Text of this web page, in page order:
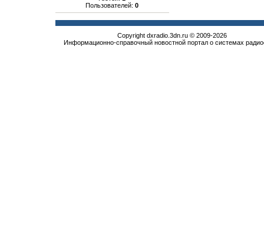
Пользователей: 0
Copyright dxradio.3dn.ru © 2009-2026
Информационно-справочный новостной портал о системах